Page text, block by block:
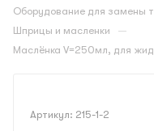
Оборудование для замены
Шприцы и масленки —
Маслёнка V=250мл, для
Артикул: 215-1-2